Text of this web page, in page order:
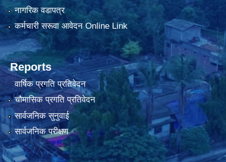
नागरिक वडापत्र
कर्मचारी सरूवा आवेदन Online Link
Reports
वार्षिक प्रगति प्रतिवेदन
चौमासिक प्रगति प्रतिवेदन
सार्वजनिक सुनुवाई
सार्वजनिक परीक्षण